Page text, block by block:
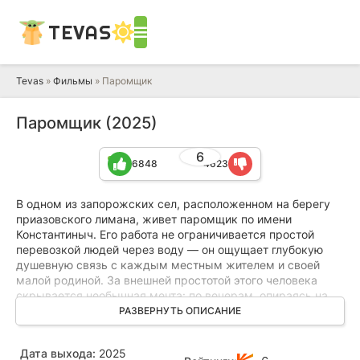
TEVAS
Tevas » Фильмы » Паромщик
Паромщик (2025)
6
6848 4623
В одном из запорожских сел, расположенном на берегу
приазовского лимана, живет паромщик по имени
Константиныч. Его работа не ограничивается простой
перевозкой людей через воду — он ощущает глубокую
душевную связь с каждым местным жителем и своей
малой родиной. За внешней простотой этого человека
скрывается необычная мечта: по вечерам, опираясь на
собственные чертежи, он создает машину времени. Его
цель — отправиться в прошлое и убедить Николая
душ». Эта странная затея вызывает у односельчан
РАЗВЕРНУТЬ ОПИСАНИЕ
Дата выхода: 2025